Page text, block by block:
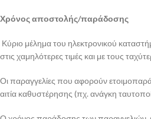
Χρόνος αποστολής/παράδοσης
Κύριο μέλημα του ηλεκτρονικού
στις χαμηλότερες τιμές και με τους
Οι παραγγελίες που αφορούν
αιτία καθυστέρησης (πχ. ανάγκη